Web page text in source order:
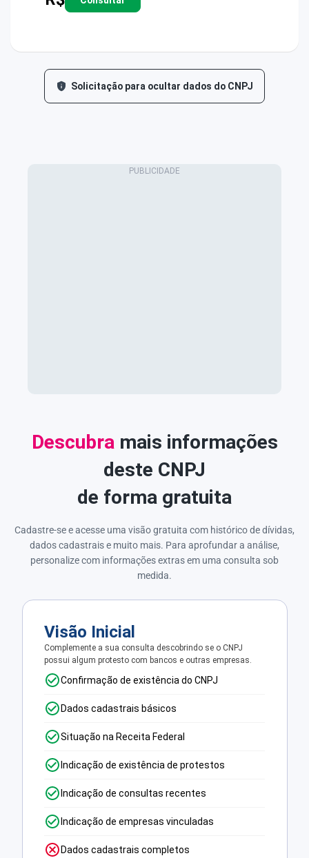
Solicitação para ocultar dados do CNPJ
Descubramais informações
deste CNPJ
de forma gratuita
Cadastre-se e acesse uma visão gratuita com histórico de dívidas,
dados cadastrais e muito mais. Para aprofundar a análise,
personalize com informações extras em uma consulta sob
medida.
Visão Inicial
Complemente a sua consulta descobrindo se o CNPJ
possui algum protesto com bancos e outras empresas.
Confirmação de existência do CNPJ
Dados cadastrais básicos
Situação na Receita Federal
Indicação de existência de protestos
Indicação de consultas recentes
Indicação de empresas vinculadas
Dados cadastrais completos